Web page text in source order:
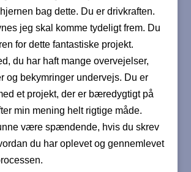
bag dette. Du er drivkraften.
jeg skal komme tydeligt frem. Du
for dette fantastiske projekt.
du har haft mange overvejelser,
og bekymringer undervejs. Du er
et projekt, der er bæredygtigt på
min mening helt rigtige måde.
være spændende, hvis du skrev
du har oplevet og gennemlevet